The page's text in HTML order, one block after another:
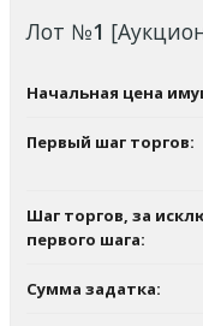
Лот №1
Начальная цена
Первый шаг торгов:
Шаг торгов, за
первого шага:
Сумма задатка: